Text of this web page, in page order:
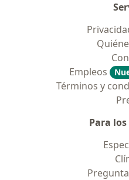
Empleos
Términos y
Para